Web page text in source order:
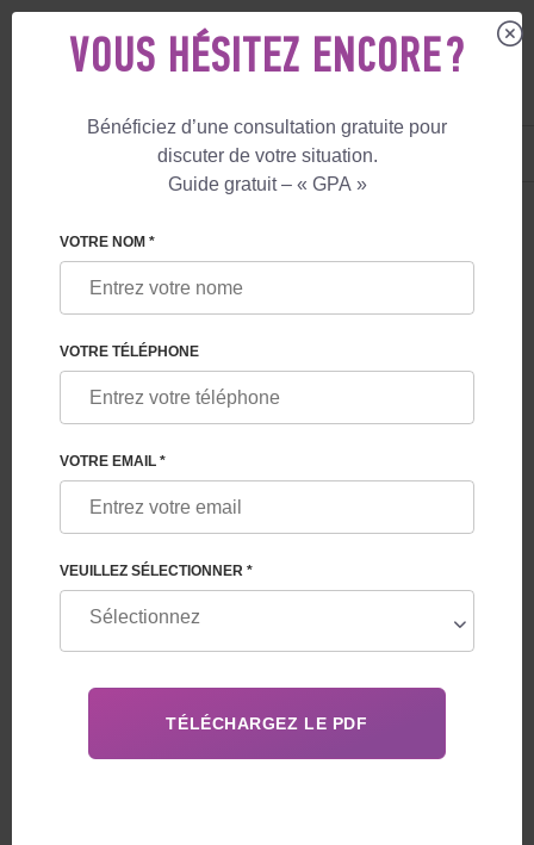
+33 805 081 801
LE BLOG
QUELLES GARANTIES LES PROGRAMMES DE
FUTURS PARENTS EN GÉORGIE
VOUS HÉSITEZ ENCORE ?
Bénéficiez d’une consultation gratuite pour
discuter de votre situation.
Guide gratuit – « GPA »
VOTRE NOM *
VOTRE TÉLÉPHONE
VOTRE EMAIL *
VEUILLEZ SÉLECTIONNER *